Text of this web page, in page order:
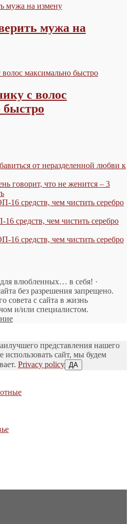
мужа на
с волос
от неразделенной любви к
говорит, что не женится – 3
16 средств, чем чистить серебро
средств, чем чистить серебро
16 средств, чем чистить серебро
влюбленных… в себя! ·
без разрешения запрещено.
совета с сайта в жизнь
и/или специалистом.
представления нашего
сайт, мы будем
Privacy policy ДА